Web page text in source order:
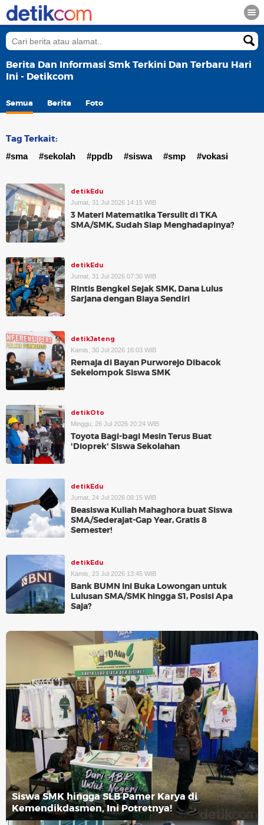
Berita Dan Informasi Smk Terkini Dan Terbaru Hari
Ini - Detikcom
Semua Berita Foto
Tag Terkait:
#sma #sekolah #ppdb #siswa #smp #vokasi
detikEdu
Jumat, 31 Jul 2026 14:15 WIB
3 Materi Matematika Tersulit di TKA
SMA/SMK, Sudah Siap Menghadapinya?
detikEdu
Jumat, 31 Jul 2026 07:30 WIB
Rintis Bengkel Sejak SMK, Dana Lulus
Sarjana dengan Biaya Sendiri
detikJateng
Kamis, 30 Jul 2026 16:03 WIB
Remaja di Bayan Purworejo Dibacok
Sekelompok Siswa SMK
detikOto
Minggu, 26 Jul 2026 20:24 WIB
Toyota Bagi-bagi Mesin Terus Buat
'Dioprek' Siswa Sekolahan
detikEdu
Jumat, 24 Jul 2026 08:15 WIB
Beasiswa Kuliah Mahaghora buat Siswa
SMA/Sederajat-Gap Year, Gratis 8
Semester!
detikEdu
Kamis, 23 Jul 2026 13:45 WIB
Bank BUMN Ini Buka Lowongan untuk
Lulusan SMA/SMK hingga S1, Posisi Apa
Saja?
Siswa SMK hingga SLB Pamer Karya di
Kemendikdasmen, Ini Potretnya!